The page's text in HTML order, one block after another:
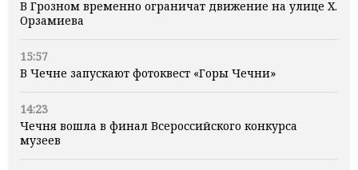
В Грозном временно ограничат движение на улице Х.
Орзамиева
15:57
В Чечне запускают фотоквест «Горы Чечни»
14:23
Чечня вошла в финал Всероссийского конкурса
музеев